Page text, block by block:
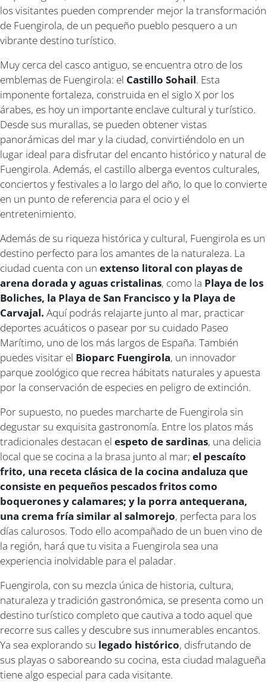
los visitantes pueden comprender mejor la transformación
de Fuengirola, de un pequeño pueblo pesquero a un
vibrante destino turístico.
Muy cerca del casco antiguo, se encuentra otro de los
emblemas de Fuengirola: el Castillo Sohail. Esta
imponente fortaleza, construida en el siglo X por los
árabes, es hoy un importante enclave cultural y turístico.
Desde sus murallas, se pueden obtener vistas
panorámicas del mar y la ciudad, convirtiéndolo en un
lugar ideal para disfrutar del encanto histórico y natural de
Fuengirola. Además, el castillo alberga eventos culturales,
conciertos y festivales a lo largo del año, lo que lo convierte
en un punto de referencia para el ocio y el
entretenimiento.
Además de su riqueza histórica y cultural, Fuengirola es un
destino perfecto para los amantes de la naturaleza. La
ciudad cuenta con un extenso litoral con playas de
arena dorada y aguas cristalinas, como la Playa de los
Boliches, la Playa de San Francisco y la Playa de
Carvajal. Aquí podrás relajarte junto al mar, practicar
deportes acuáticos o pasear por su cuidado Paseo
Marítimo, uno de los más largos de España. También
puedes visitar el Bioparc Fuengirola, un innovador
parque zoológico que recrea hábitats naturales y apuesta
por la conservación de especies en peligro de extinción.
Por supuesto, no puedes marcharte de Fuengirola sin
degustar su exquisita gastronomía. Entre los platos más
tradicionales destacan el espeto de sardinas, una delicia
local que se cocina a la brasa junto al mar; el pescaíto
frito, una receta clásica de la cocina andaluza que
consiste en pequeños pescados fritos como
boquerones y calamares; y la porra antequerana,
una crema fría similar al salmorejo, perfecta para los
días calurosos. Todo ello acompañado de un buen vino de
la región, hará que tu visita a Fuengirola sea una
experiencia inolvidable para el paladar.
Fuengirola, con su mezcla única de historia, cultura,
naturaleza y tradición gastronómica, se presenta como un
destino turístico completo que cautiva a todo aquel que
recorre sus calles y descubre sus innumerables encantos.
Ya sea explorando su legado histórico, disfrutando de
sus playas o saboreando su cocina, esta ciudad malagueña
tiene algo especial para cada visitante.